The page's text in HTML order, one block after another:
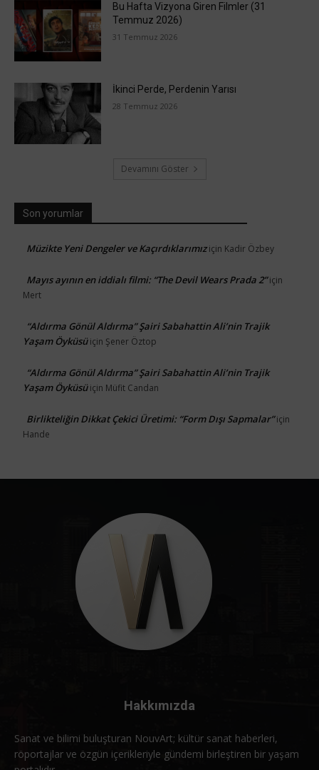
Bu Hafta Vizyona Giren Filmler (31
Temmuz 2026)
31 Temmuz 2026
İkinci Perde, Perdenin Yarısı
28 Temmuz 2026
Devamını Göster
Son yorumlar
Müzikte Yeni Dengeler ve Kaçırdıklarımıziçin Kadir Özbey
Mayıs ayının en iddialı filmi: “The Devil Wears Prada 2”için
Mert
“Aldırma Gönül Aldırma” Şairi Sabahattin Ali’nin Trajik
Yaşam Öyküsüiçin Şener Öztop
“Aldırma Gönül Aldırma” Şairi Sabahattin Ali’nin Trajik
Yaşam Öyküsüiçin Müfit Candan
Birlikteliğin Dikkat Çekici Üretimi: “Form Dışı Sapmalar”için
Hande
Hakkımızda
Sanat ve bilimi buluşturan NouvArt; kültür sanat haberleri,
röportajlar ve özgün içerikleriyle gündemi birleştiren bir yaşam